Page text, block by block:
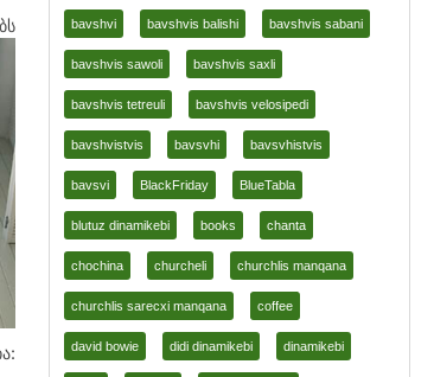
bavshvi bavshvis balishi bavshvis sabani
bavshvis sawoli bavshvis saxli
bavshvis tetreuli bavshvis velosipedi
bavshvistvis bavsvhi bavsvhistvis
bavsvi BlackFriday BlueTabla
blutuz dinamikebi books chanta
chochina churcheli churchlis manqana
churchlis sarecxi manqana coffee
david bowie didi dinamikebi dinamikebi